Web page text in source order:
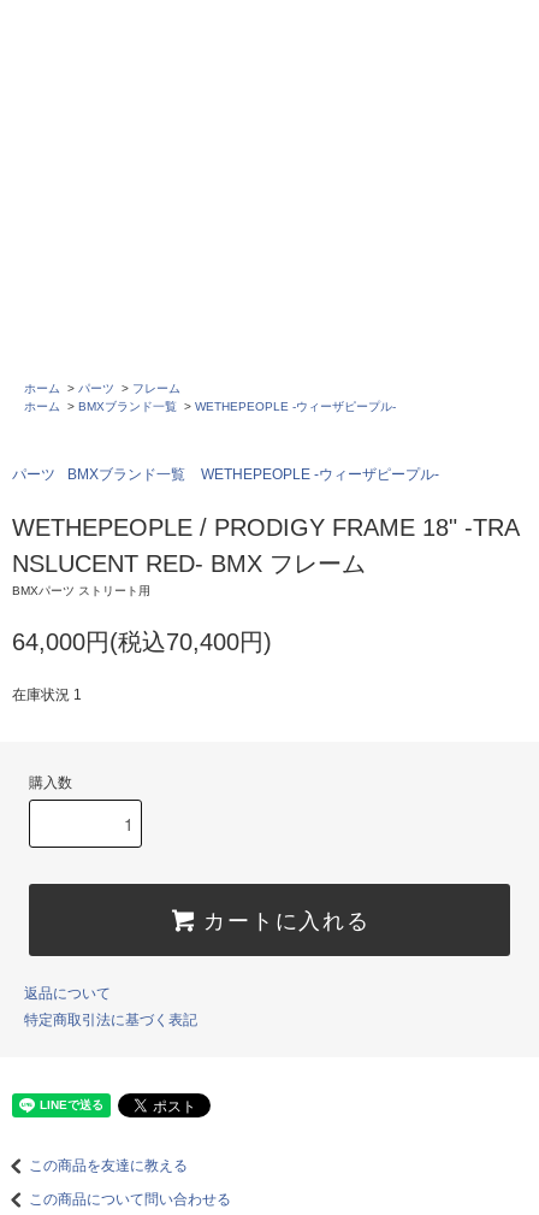
ホーム > パーツ > フレーム
ホーム
> BMXブランド一覧 > WETHEPEOPLE -ウィーザピープル-
パーツ BMXブランド一覧 WETHEPEOPLE -ウィーザピープル-
WETHEPEOPLE / PRODIGY FRAME 18" -TRA
NSLUCENT RED- BMX フレーム
BMXパーツ ストリート用
64,000円(税込70,400円)
在庫状況 1
購入数
カートに入れる
返品について
特定商取引法に基づく表記
この商品を友達に教える
この商品について問い合わせる